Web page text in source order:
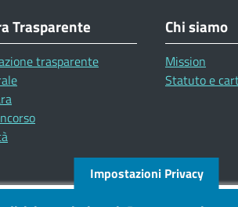
Trasparente
trasparente
Chi siamo
Mission
Statuto e
Impostazioni Privacy